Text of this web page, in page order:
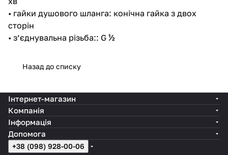
• гайки душового шланга: конічна гайка з двох
сторін
• з’єднувальна різьба:: G ½
Назад до списку
Інтернет-магазин
Компанія
Інформація
Допомога
+38 (098) 928-00-06